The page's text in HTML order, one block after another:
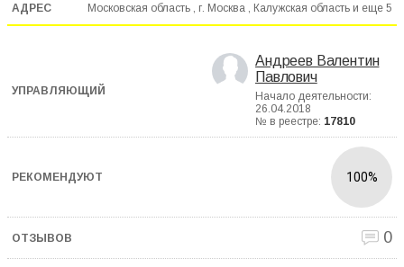
Московская область , г. Москва , Калужская область и еще 5
Андреев Валентин
Павлович
Начало деятельности:
26.04.2018
№ в реестре: 17810
100%
0